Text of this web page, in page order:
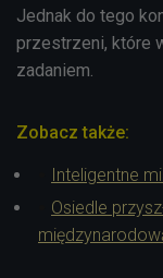
Jednak do tego
przestrzeni, które
zadaniem.
Zobacz także:
Inteligentne
Osiedle